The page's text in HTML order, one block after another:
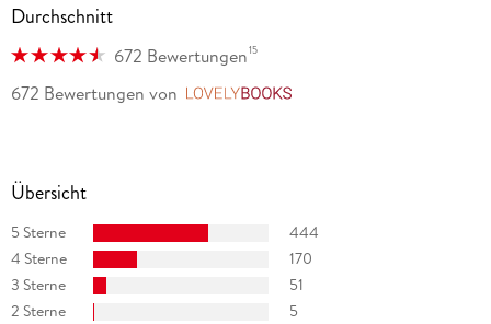
Durchschnitt
672 Bewertungen15
672 Bewertungen von
Übersicht
5 Sterne
444
4 Sterne
170
3 Sterne
51
2 Sterne
5